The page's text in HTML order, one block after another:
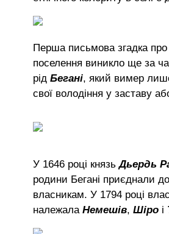
Перша письмова згадка про
поселення виникло ще за
рід Бегані, який вимер
свої володіння у заставу
У 1646 році князьДьердь
родини Бегані приєднали
власникам. У 1794 році
належала Немешів, Шіро і